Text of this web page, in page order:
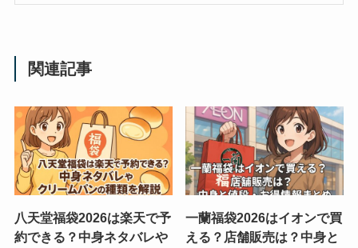
関連記事
八天堂福袋2026は楽天で予
約できる？中身ネタバレや
一蘭福袋2026はイオンで買
える？店舗販売は？中身と